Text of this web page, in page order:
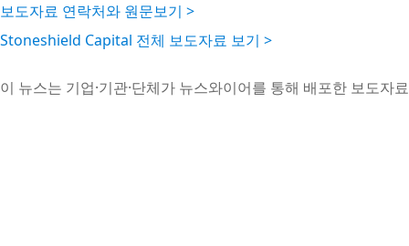
보도자료 연락처와 원문보기 >
Stoneshield Capital 전체 보도자료 보기 >
이 뉴스는 기업·기관·단체가 뉴스와이어를 통해 배포한 보도자